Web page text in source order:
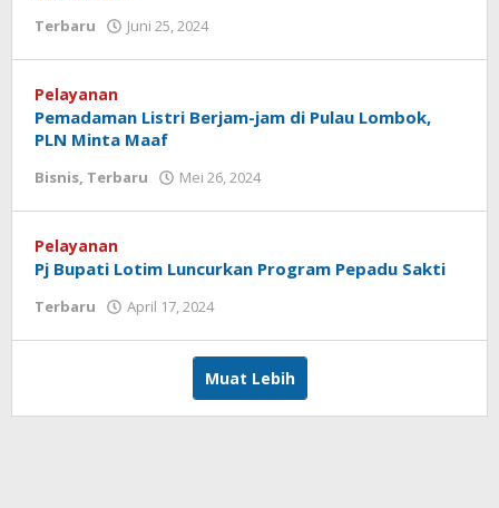
Terbaru Juni 25, 2024
Pelayanan
Pemadaman Listri Berjam-jam di Pulau Lombok,
PLN Minta Maaf
Bisnis, Terbaru Mei 26, 2024
Pelayanan
Pj Bupati Lotim Luncurkan Program Pepadu Sakti
Terbaru April 17, 2024
Muat Lebih